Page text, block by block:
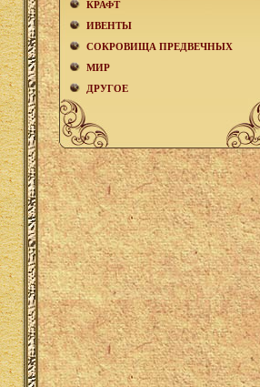
КРАФТ
ИВЕНТЫ
СОКРОВИЩА ПРЕДВЕЧНЫХ
МИР
ДРУГОЕ